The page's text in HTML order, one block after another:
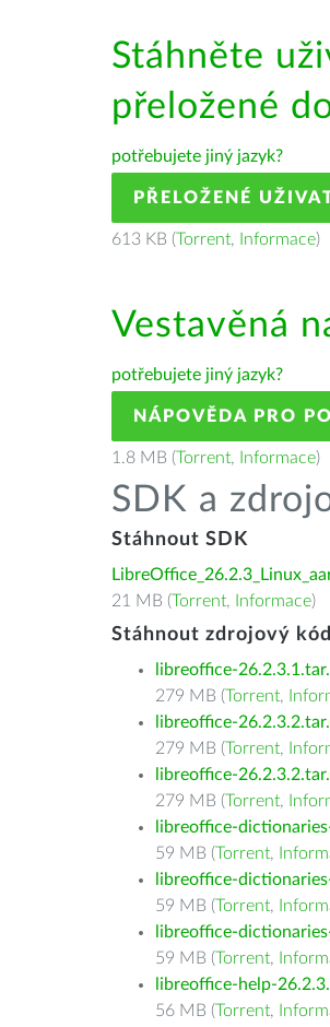
Stáhněte
přeložené
potřebujete jiný jazyk?
PŘELOŽENÉ
613 KB (Torrent, Informace)
Vestavěná
potřebujete jiný jazyk?
NÁPOVĚDA PRO
1.8 MB (Torrent, Informace)
SDK a
Stáhnout SDK
21 MB (Torrent, Informace)
Stáhnout zdrojový kód
libreoffice-
279 MB (Torrent,
libreoffice-
279 MB (Torrent,
libreoffice-
279 MB (Torrent,
libreoffice-
59 MB (Torrent,
libreoffice-
59 MB (Torrent,
libreoffice-
59 MB (Torrent,
libreoffice-help-
56 MB (Torrent,